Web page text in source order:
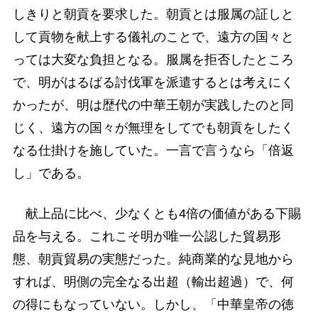
しきりと朝貢を要求した。朝貢とは服属の証しと
して貢物を献上する儀礼のことで、遠方の国々と
っては大変な負担となる。服属を拒否したところ
で、明がはるばる討伐軍を派遣するとは考えにく
かったが、明は歴代の中華王朝が実践したのと同
じく、遠方の国々が無理をしてでも朝貢をしたく
なる仕掛けを施していた。一言で言うなら「倍返
し」である。
献上品に比べ、少なくとも4倍の価値がある下賜
品を与える。これこそ明が唯一公認した貿易形
態、朝貢貿易の実態だった。純商業的な見地から
すれば、明側の完全なる出超（輸出超過）で、何
の得にもなっていない。しかし、「中華皇帝の徳